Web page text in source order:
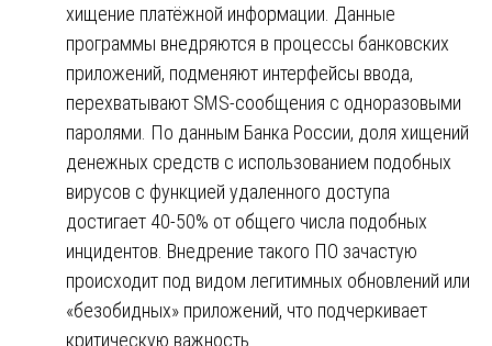
хищение платёжной информации. Данные
программы внедряются в процессы банковских
приложений, подменяют интерфейсы ввода,
перехватывают SMS-сообщения с одноразовыми
паролями. По данным Банка России, доля хищений
денежных средств с использованием подобных
вирусов с функцией удаленного доступа
достигает 40-50% от общего числа подобных
инцидентов. Внедрение такого ПО зачастую
происходит под видом легитимных обновлений или
«безобидных» приложений, что подчеркивает
критическую важность